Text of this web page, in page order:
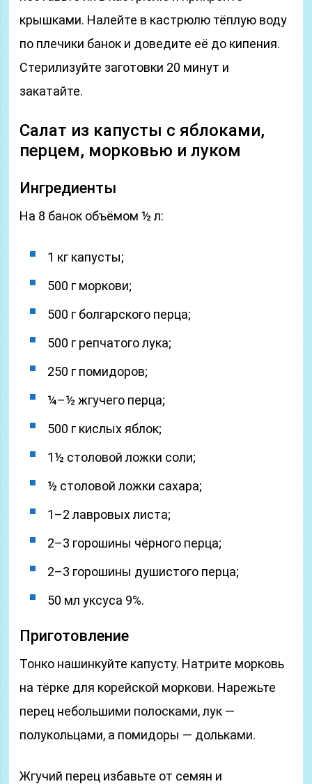
крышками. Налейте в кастрюлю тёплую воду
по плечики банок и доведите её до кипения.
Стерилизуйте заготовки 20 минут и
закатайте.
Салат из капусты с яблоками,
перцем, морковью и луком
Ингредиенты
На 8 банок объёмом ½ л:
1 кг капусты;
500 г моркови;
500 г болгарского перца;
500 г репчатого лука;
250 г помидоров;
¼–½ жгучего перца;
500 г кислых яблок;
1½ столовой ложки соли;
½ столовой ложки сахара;
1–2 лавровых листа;
2–3 горошины чёрного перца;
2–3 горошины душистого перца;
50 мл уксуса 9%.
Приготовление
Тонко нашинкуйте капусту. Натрите морковь
на тёрке для корейской моркови. Нарежьте
перец небольшими полосками, лук —
полукольцами, а помидоры — дольками.
Жгучий перец избавьте от семян и